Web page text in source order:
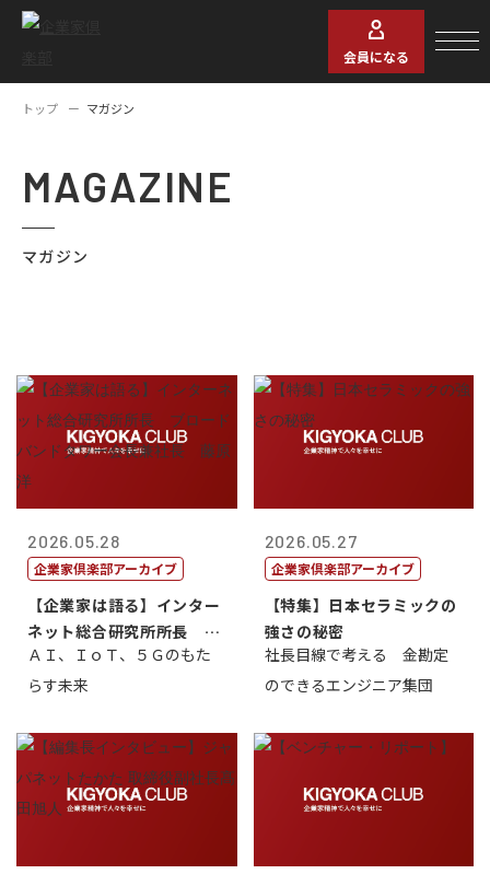
会員になる
トップ マガジン
MAGAZINE
マガジン
2026.05.28
企業家倶楽部アーカイブ
【企業家は語る】インター
ネット総合研究所所長 ブ
ロードバンド...
ＡＩ、ＩｏＴ、５Ｇのもた
らす未来
2026.05.27
企業家倶楽部アーカイブ
【特集】日本セラミックの
強さの秘密
社長目線で考える 金勘定
のできるエンジニア集団